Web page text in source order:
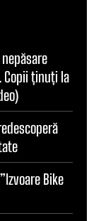
Copii ținuți la
Bike